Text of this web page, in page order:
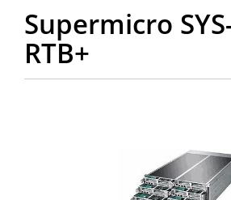
Supermicro
RTB+